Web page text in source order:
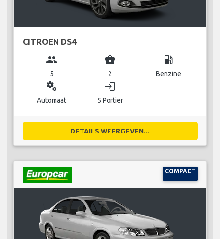
CITROEN DS4
group
5
business_center
2
local_gas_station
Benzine
miscellaneous_services
Automaat
login
5 Portier
DETAILS WEERGEVEN...
COMPACT